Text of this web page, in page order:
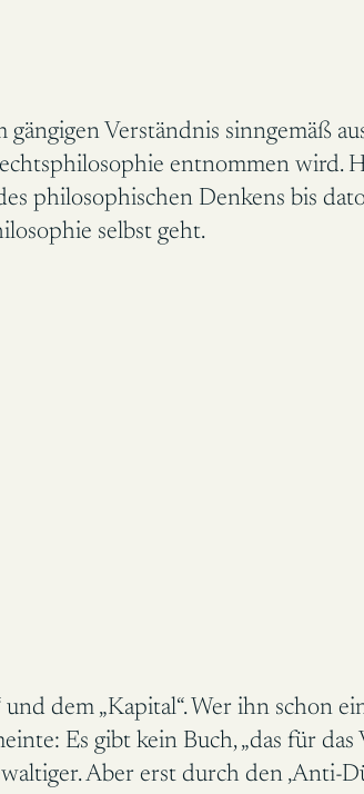
gängigen Verständnis sinngemäß
entnommen wird.
philosophischen Denkens bis
selbst geht.
dem „Kapital“. Wer ihn schon
Es gibt kein Buch, „das für das
Aber erst durch den ‚Anti-